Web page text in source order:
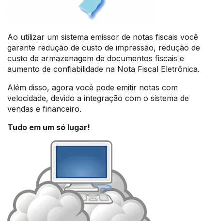
Ao utilizar um sistema emissor de notas fiscais você
garante redução de custo de impressão, redução de
custo de armazenagem de documentos fiscais e
aumento de confiabilidade na Nota Fiscal Eletrônica.
Além disso, agora você pode emitir notas com
velocidade, devido a integração com o sistema de
vendas e financeiro.
Tudo em um só lugar!